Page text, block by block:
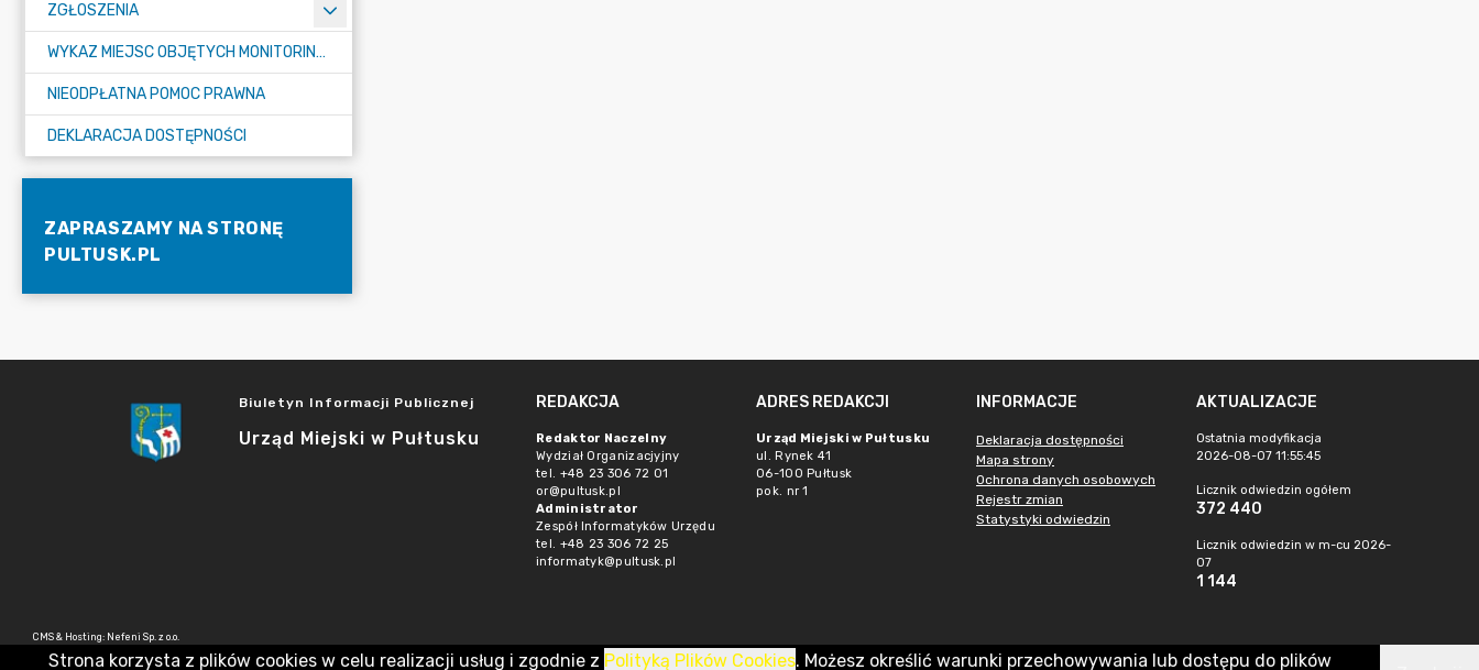
ZGŁOSZENIA
WYKAZ MIEJSC OBJĘTYCH MONITORINGIEM
NIEODPŁATNA POMOC PRAWNA
DEKLARACJA DOSTĘPNOŚCI
ZAPRASZAMY NA STRONĘ
PULTUSK.PL
Biuletyn Informacji Publicznej
Urząd Miejski w Pułtusku
REDAKCJA
Redaktor Naczelny
Wydział Organizacjyjny
tel. +48 23 306 72 01
or@pultusk.pl
Administrator
Zespół Informatyków Urzędu
tel. +48 23 306 72 25
informatyk@pultusk.pl
ADRES REDAKCJI
Urząd Miejski w Pułtusku
ul. Rynek 41
06-100 Pułtusk
pok. nr 1
INFORMACJE
Deklaracja dostępności
Mapa strony
Ochrona danych osobowych
Rejestr zmian
Statystyki odwiedzin
AKTUALIZACJE
Ostatnia modyfikacja
2026-08-07 11:55:45
Licznik odwiedzin ogółem
372 440
Licznik odwiedzin w m-cu 2026-
07
1 144
CMS & Hosting: Nefeni Sp. z o.o.
Strona korzysta z plików cookies w celu realizacji usług i zgodnie z Polityką Plików Cookies. Możesz określić warunki przechowywania lub dostępu do plików